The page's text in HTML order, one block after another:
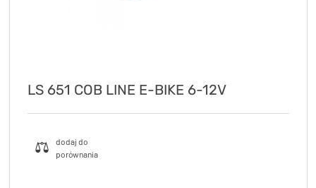
LS 651 COB LINE E-BIKE 6-12V